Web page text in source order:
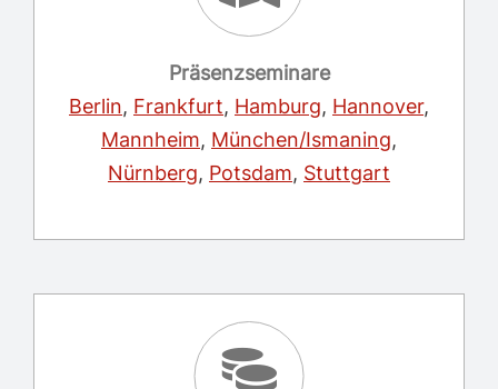
Präsenzseminare
Berlin, Frankfurt, Hamburg, Hannover,
Mannheim, München/Ismaning,
Nürnberg, Potsdam, Stuttgart